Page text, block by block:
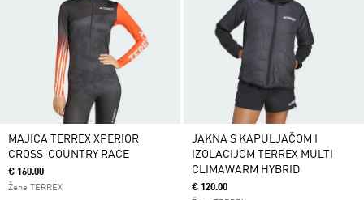
MAJICA TERREX XPERIOR
CROSS-COUNTRY RACE
€ 160.00
Žene TERREX
JAKNA S KAPULJAČOM I
IZOLACIJOM TERREX MULTI
CLIMAWARM HYBRID
€ 120.00